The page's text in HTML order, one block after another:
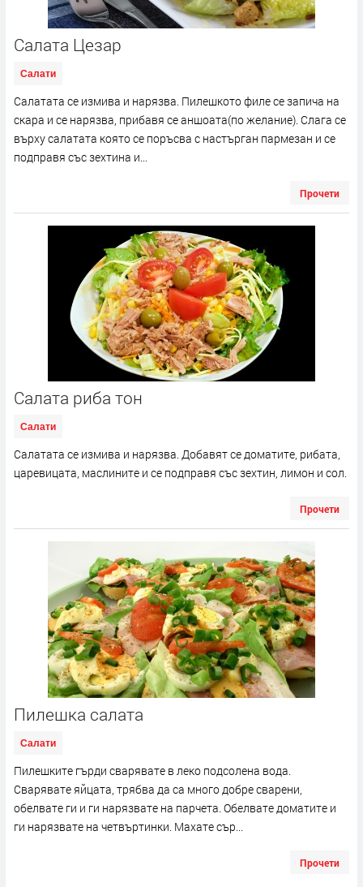
Салата Цезар
Салати
Салатата се измива и нарязва. Пилешкото филе се запича на
скара и се нарязва, прибавя се аншоата(по желание). Слага се
върху салатата която се поръсва с настърган пармезан и се
подправя със зехтина и...
Прочети
Салата риба тон
Салати
Салатата се измива и нарязва. Добавят се доматите, рибата,
царевицата, маслините и се подправя със зехтин, лимон и сол.
Прочети
Пилешка салата
Салати
Пилешките гърди сварявате в леко подсолена вода.
Сварявате яйцата, трябва да са много добре сварени,
обелвате ги и ги нарязвате на парчета. Обелвате доматите и
ги нарязвате на четвъртинки. Махате сър...
Прочети